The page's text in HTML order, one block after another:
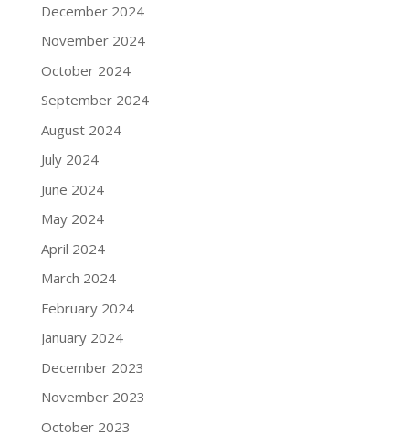
December 2024
November 2024
October 2024
September 2024
August 2024
July 2024
June 2024
May 2024
April 2024
March 2024
February 2024
January 2024
December 2023
November 2023
October 2023